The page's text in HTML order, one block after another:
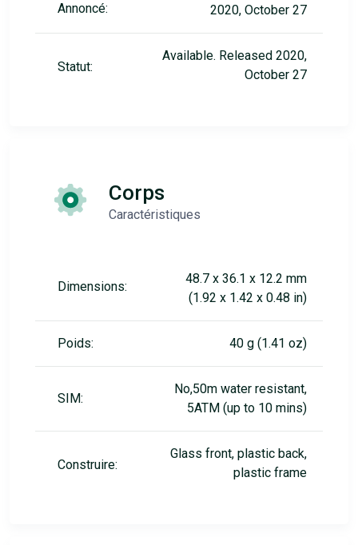
Annoncé: 2020, October 27
Statut:
Available. Released 2020,
October 27
Corps
Caractéristiques
Dimensions:
48.7 x 36.1 x 12.2 mm
(1.92 x 1.42 x 0.48 in)
Poids: 40 g (1.41 oz)
SIM:
No,50m water resistant,
5ATM (up to 10 mins)
Construire:
Glass front, plastic back,
plastic frame